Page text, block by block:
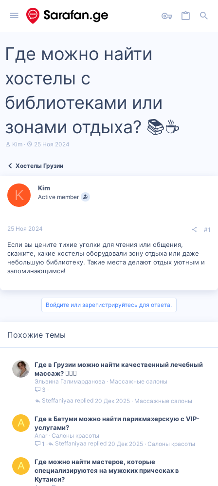
Где можно найти
хостелы с
библиотеками или
зонами отдыха? 📚☕
А
т
м
ы
Kim
Д
а
25 Ноя 2024
Хостелы Грузии
K Kim
Active member
25 Ноя 2024 #1
Если вы цените тихие уголки для чтения или общения,
скажите, какие хостелы оборудовали зону отдыха или даже
небольшую библиотеку. Такие места делают отдых уютным и
запоминающимся!
Войдите или зарегистрируйтесь для ответа.
Похожие темы
Где в Грузии можно найти качественный лечебный
массаж? 💆‍♀️✨
Эльвина Галимарданова
Массажные салоны
3
Массажные салоны
20 Дек 2025
Steffaniyaa
A
Где в Батуми можно найти парикмахерскую с VIP-
услугами?
Anar Салоны красоты
1
Салоны красоты
20 Дек 2025
Steffaniyaa
A
Где можно найти мастеров, которые
специализируются на мужских прическах в
Кутаиси?